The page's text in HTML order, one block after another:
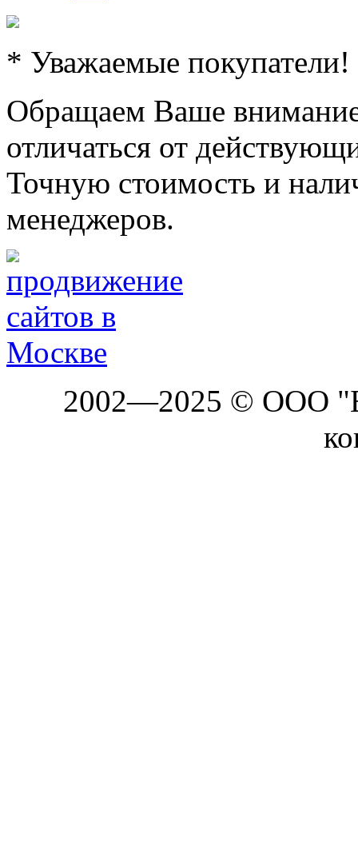
* Уважаемые покупатели!
Обращаем Ваше
отличаться от
Точную стоимость и
менеджеров.
2002—2025 © ООО